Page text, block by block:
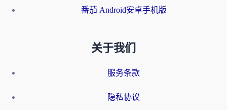
番茄 Android安卓手机版
关于我们
服务条款
隐私协议